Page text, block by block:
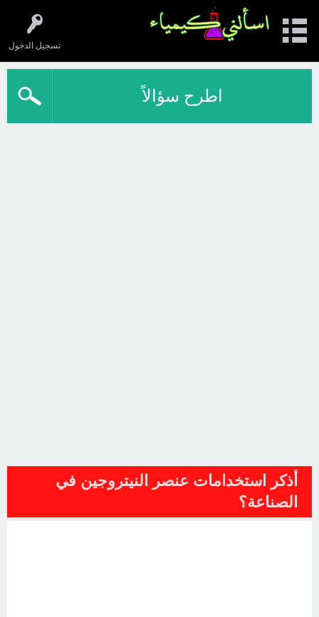
تسجيل الدخول
اطرح سؤالاً
أذكر استخدامات عنصر النيتروجين في
الصناعة؟